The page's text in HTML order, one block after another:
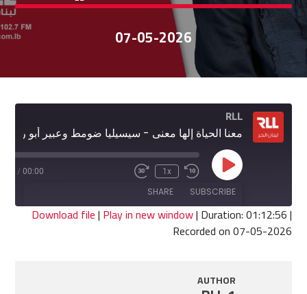
07-05-2026
RLL
Play
Episode
Rewind
10
Seconds
1x
Fast
seconds
00:00
/
SUBSCRIBE
SHARE
SHARE
Download file| Play in new window| Duration: 01:12:56|
Recorded on 07-05-2026
AUTHOR